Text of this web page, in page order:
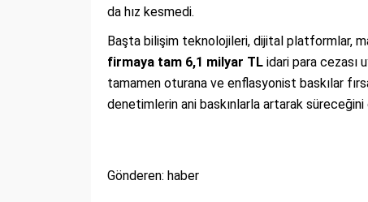
da hız kesmedi.
Başta bilişim teknolojileri, dijital platformlar,
firmaya tam 6,1 milyar TL idari para cezası
tamamen oturana ve enflasyonist baskılar
denetimlerin ani baskınlarla artarak süreceğini
Gönderen: haber